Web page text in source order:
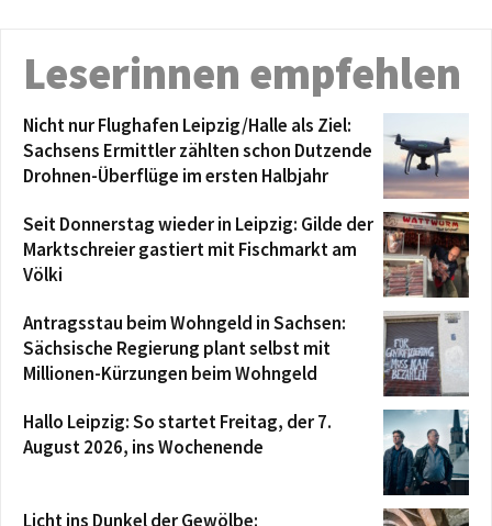
Leserinnen empfehlen
Nicht nur Flughafen Leipzig/Halle als Ziel:
Sachsens Ermittler zählten schon Dutzende
Drohnen-Überflüge im ersten Halbjahr
Seit Donnerstag wieder in Leipzig: Gilde der
Marktschreier gastiert mit Fischmarkt am
Völki
Antragsstau beim Wohngeld in Sachsen:
Sächsische Regierung plant selbst mit
Millionen-Kürzungen beim Wohngeld
Hallo Leipzig: So startet Freitag, der 7.
August 2026, ins Wochenende
Licht ins Dunkel der Gewölbe: